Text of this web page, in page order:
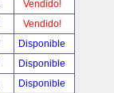
Vendido!
Vendido!
Disponible
Disponible
Disponible